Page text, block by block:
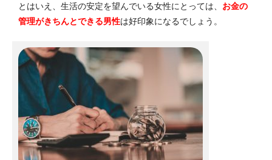
とはいえ、生活の安定を望んでいる女性にとっては、 お金の
管理がきちんとできる男性は好印象になるでしょう。